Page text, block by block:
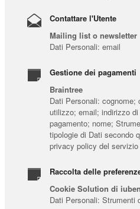
Contattare l'Utente
Mailing list o newsletter
Dati Personali: email
Gestione dei pagamenti
Braintree
Dati Personali: cognome;
utilizzo; email; indirizzo
pagamento; nome;
tipologie di Dati secondo
privacy policy del servizio
Raccolta delle
Cookie Solution di
Dati Personali: Strumenti